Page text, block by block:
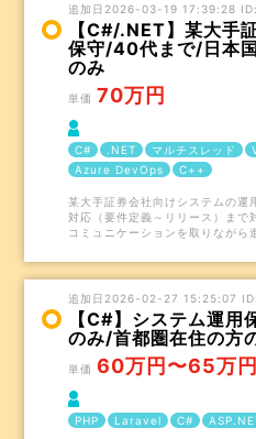
追加日2026-03-19 17:39:28
【C#/.NET】某大手
保守/40代まで/日本
のみ
単価 70万円
C#
.NET マルチスレッド
Azure DevOps
C++
某大手証券会社向けシステムの運
対応（要件定義～リリース）まで
コミュニケーションを取りながら
追加日2026-02-27 15:25:07
【C#】システム運
のみ/首都圏在住の方
単価 60万円〜65万円
PHP
Laravel C#